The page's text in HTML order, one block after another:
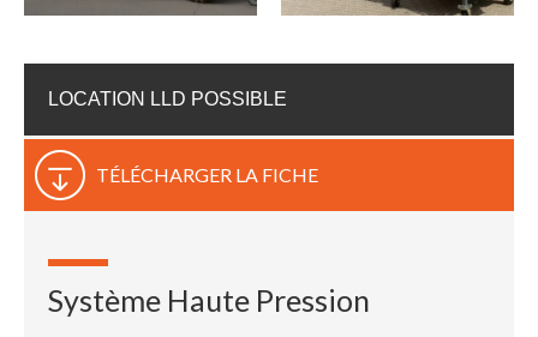
LOCATION LLD POSSIBLE
TÉLÉCHARGER LA FICHE
Système Haute Pression